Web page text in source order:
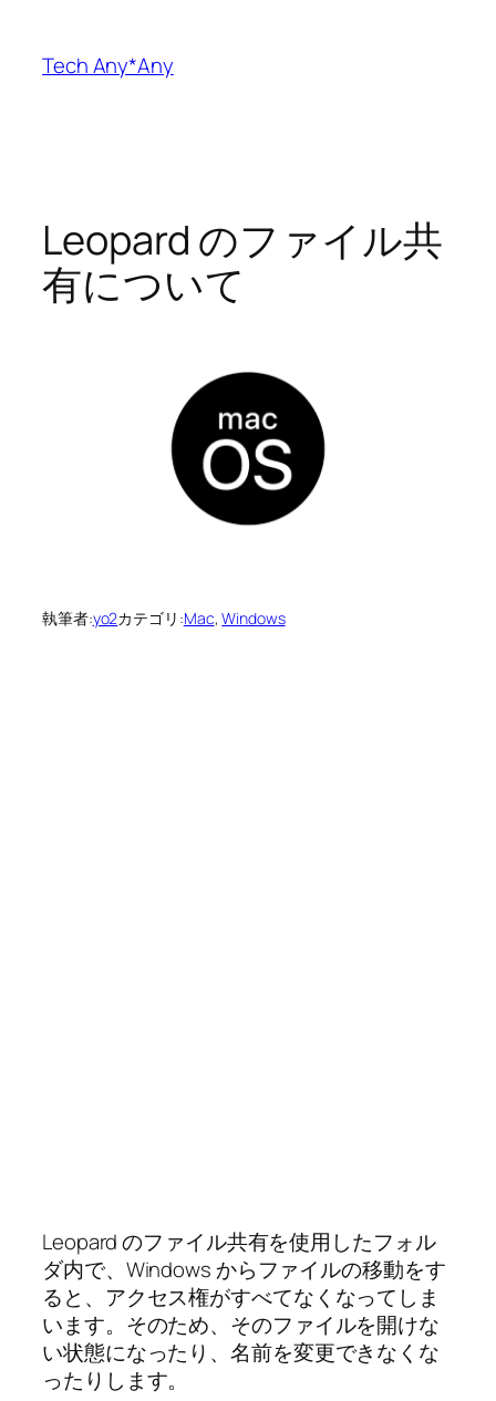
Tech Any*Any
Leopard のファイル共
有について
執筆者:yo2カテゴリ:Mac, Windows
Leopard のファイル共有を使用したフォル
ダ内で、Windows からファイルの移動をす
ると、アクセス権がすべてなくなってしま
います。そのため、そのファイルを開けな
い状態になったり、名前を変更できなくな
ったりします。